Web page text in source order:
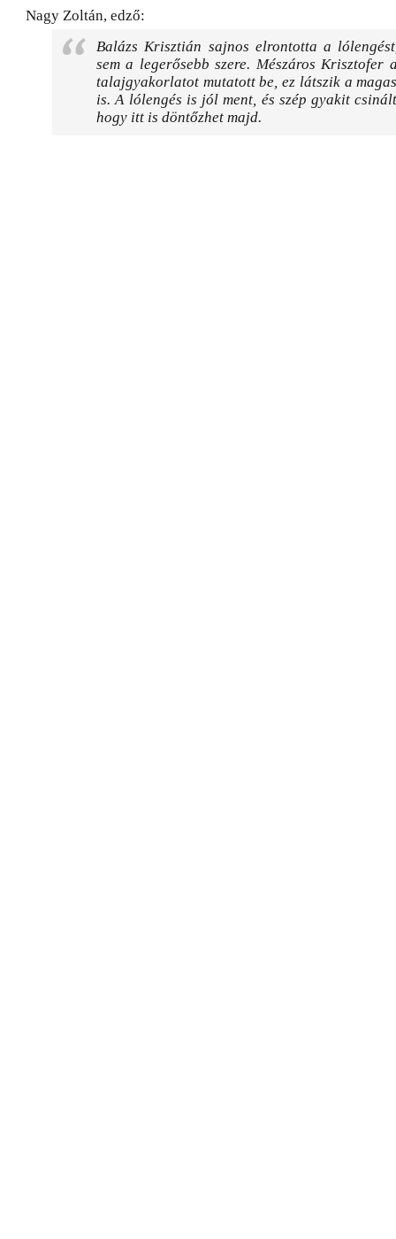
Nagy Zoltán, edző:
Balázs Krisztián sajnos elrontotta a
sem a legerősebb szere. Mészáros Krisztofer
talajgyakorlatot mutatott be, ez látszik a
is. A lólengés is jól ment, és szép gyakit
hogy itt is döntőzhet majd.